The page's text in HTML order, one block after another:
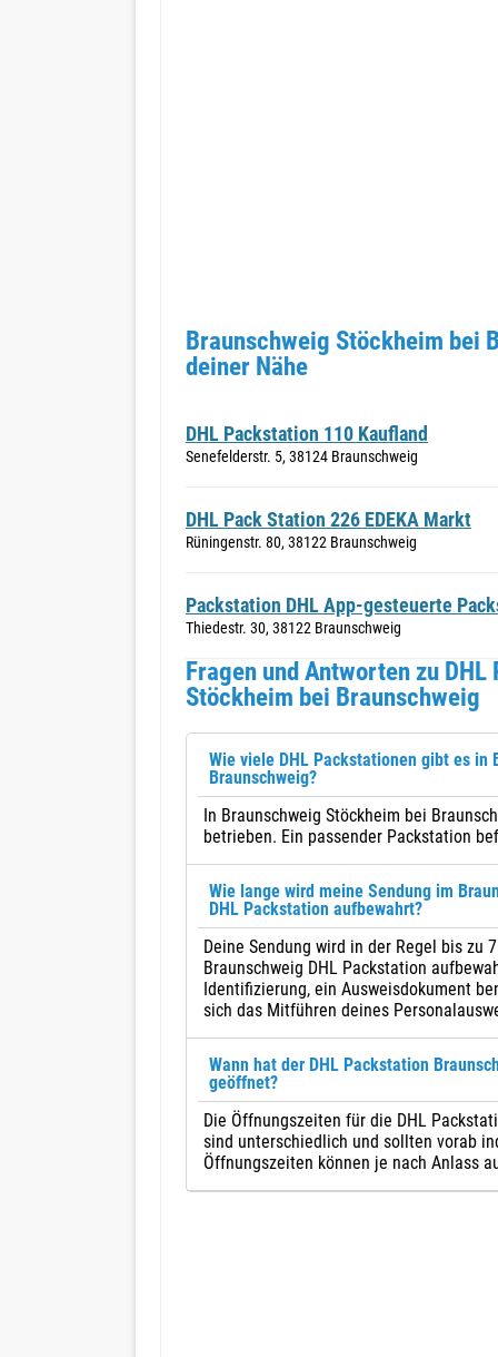
Braunschweig Stöckheim bei
deiner Nähe
DHL Packstation 110 Kaufland
Senefelderstr. 5, 38124 Braunschweig
DHL Pack Station 226 EDEKA Markt
Rüningenstr. 80, 38122 Braunschweig
Packstation DHL App-gesteuerte
Thiedestr. 30, 38122 Braunschweig
Fragen und Antworten zu
Stöckheim bei Braunschweig
Wie viele DHL Packstationen gibt es in
Braunschweig?
In Braunschweig Stöckheim bei
betrieben. Ein passender Packstation
Wie lange wird meine Sendung im
DHL Packstation aufbewahrt?
Deine Sendung wird in der Regel bis zu
Braunschweig DHL Packstation
Identifizierung, ein Ausweisdokument
sich das Mitführen deines
Wann hat der DHL Packstation
geöffnet?
Die Öffnungszeiten für die DHL
sind unterschiedlich und sollten vorab
Öffnungszeiten können je nach Anlass